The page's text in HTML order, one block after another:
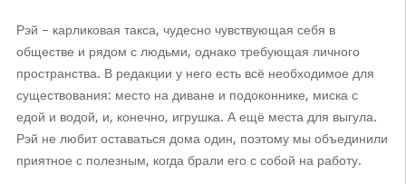
Рэй – карликовая такса, чудесно чувствующая себя в
обществе и рядом с людьми, однако требующая личного
пространства. В редакции у него есть всё необходимое для
существования: место на диване и подоконнике, миска с
едой и водой, и, конечно, игрушка. А ещё места для выгула.
Рэй не любит оставаться дома один, поэтому мы объединили
приятное с полезным, когда брали его с собой на работу.